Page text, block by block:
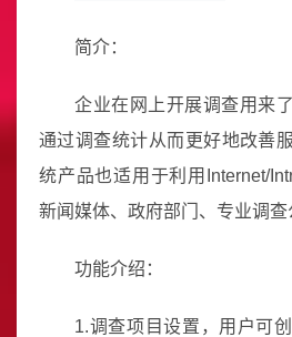
简介：
企业在网上开展调查用来
通过调查统计从而更好地改善
统产品也适用于利用Internet/
新闻媒体、政府部门、专业调查
功能介绍：
1.调查项目设置，用户可